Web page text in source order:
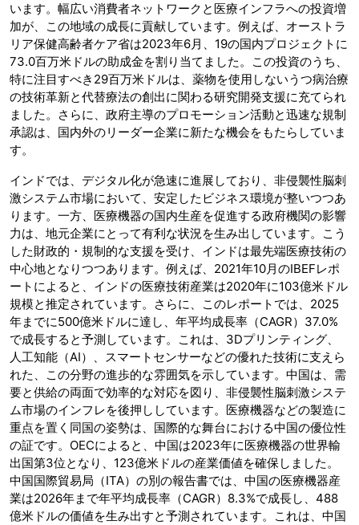
います。幅広い消費者ネットワークと医療インフラへの投資増
加が、この地域の成長に貢献しています。例えば、オーストラ
リア保健高齢者ケア省は2023年6月、19の国内プロジェクトに
73.0百万米ドルの助成金を割り当てました。この投資のうち、
特に注目すべき29百万米ドルは、薬物を使用しないうつ病治療
の技術革新と代替療法の創出に関わる研究開発支援に充てられ
ました。さらに、政府主導のプロモーション活動と迅速な規制
承認は、国内外のリーダー企業に新たな機会をもたらしていま
す。
インドでは、デジタル化が急速に進展しており、非侵襲性脳刺
激システム市場において、安定したビジネス環境が整いつつあ
ります。一方、医療機器の国内生産を促進する政府機関の影響
力は、地元企業にとって有利な状況を生み出しています。こう
した財政的・規制的な支援を受け、インドは最先端医療技術の
中心地となりつつあります。例えば、2021年10月のIBEFレポ
ートによると、インドの医療技術産業は2020年に103億米ドル
規模と推定されています。さらに、このレポートでは、2025
年までに500億米ドルに達し、年平均成長率（CAGR）37.0%
で成長すると予測しています。これは、3Dプリンティング、
人工知能（AI）、スマートセンサーなどの優れた技術に支えら
れた、この分野の進歩的な雰囲気を示しています。中国は、需
要と供給の両面で効率的な対応を図り、非侵襲性脳刺激システ
ム市場のインフレを後押ししています。医療機器などの製造に
重点を置く同国の姿勢は、国際的な舞台における中国の優位性
の証です。OECによると、中国は2023年に医療機器の世界輸
出国第3位となり、123億米ドルの産業価値を確保しました。
中国国際貿易局（ITA）の別の報告書では、中国の医療機器産
業は2026年まで年平均成長率（CAGR）8.3%で成長し、488
億米ドルの価値を生み出すと予測されています。これは、中国